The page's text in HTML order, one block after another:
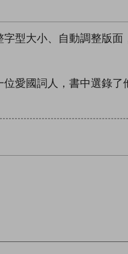
型大小、自動調整版
愛國詞人，書中選錄